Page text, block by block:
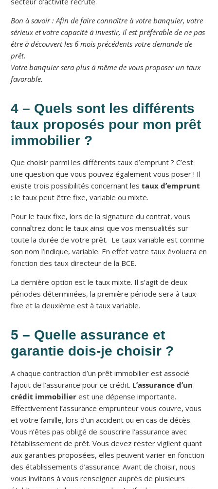
Bon à savoir : Afin de faire connaître à votre banquier, votre
sérieux et votre capacité à investir, il est préférable de ne pas
être à découvert les 6 mois précédents votre demande de
prêt.
Votre banquier sera plus à même de vous proposer un taux
favorable.
4 – Quels sont les différents
taux proposés pour mon prêt
immobilier ?
Que choisir parmi les différents taux d’emprunt ? C’est
une question que vous pouvez également vous poser ! Il
existe trois possibilités concernant les taux d’emprunt
:le taux peut être fixe, variable ou mixte.
Pour le taux fixe, lors de la signature du contrat, vous
connaîtrez donc le taux ainsi que vos mensualités sur
toute la durée de votre prêt. Le taux variable est comme
son nom l’indique, variable. En effet votre taux évoluera en
fonction des taux directeur de la BCE.
La dernière option est le taux mixte. Il s’agit de deux
périodes déterminées, la première période sera à taux
fixe et la deuxième est à taux variable.
5 – Quelle assurance et
garantie dois-je choisir ?
A chaque contraction d’un prêt immobilier est associé
l’ajout de l’assurance pour ce crédit. L’assurance d’un
crédit immobilier est une dépense importante.
Effectivement l’assurance emprunteur vous couvre, vous
et votre famille, lors d’un accident ou en cas de décès.
Vous n’êtes pas obligé de souscrire l’assurance avec
l’établissement de prêt. Vous devez rester vigilent quant
aux garanties proposées, elles peuvent varier en fonction
des établissements d’assurance. Avant de choisir, nous
vous invitons à vous renseigner auprès de plusieurs